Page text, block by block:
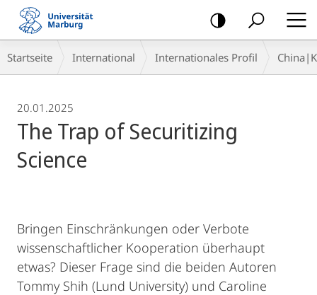
Mobile-
Navigation
Breadcrumb-
Navigation
Startseite International Internationales Profil
20.01.2025
The Trap of Securitizing
Science
Bringen Einschränkungen oder Verbote
wissenschaftlicher Kooperation überhaupt
etwas? Dieser Frage sind die beiden Autoren
Tommy Shih (Lund University) und Caroline